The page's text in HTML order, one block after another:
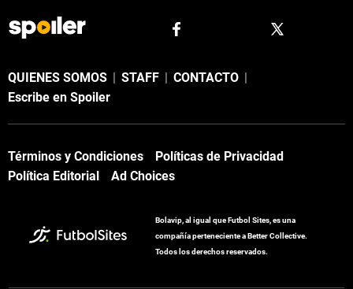
QUIENES SOMOS | STAFF | CONTACTO |
Escribe en Spoiler
Términos y Condiciones
Políticas de Privacidad
Política Editorial
Ad Choices
Bolavip, al igual que Futbol Sites, es una
compañía perteneciente a Better Collective.
Todos los derechos reservados.